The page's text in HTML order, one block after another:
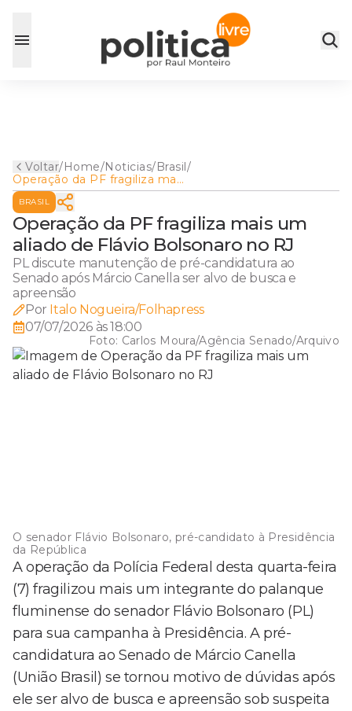
Voltar/Home/Noticias/Brasil/
Operação da PF fragiliza mais
um aliado de Flávio
Bolsonaro no RJ
BRASIL
Operação da PF fragiliza mais um
aliado de Flávio Bolsonaro no RJ
PL discute manutenção de pré-candidatura ao
Senado após Márcio Canella ser alvo de busca e
apreensão
Por Italo Nogueira/Folhapress
07/07/2026 às 18:00
Foto: Carlos Moura/Agência Senado/Arquivo
O senador Flávio Bolsonaro, pré-candidato à Presidência
da República
A operação da Polícia Federal desta quarta-feira
(7) fragilizou mais um integrante do palanque
fluminense do senador Flávio Bolsonaro (PL)
para sua campanha à Presidência. A pré-
candidatura ao Senado de Márcio Canella
(União Brasil) se tornou motivo de dúvidas após
ele ser alvo de busca e apreensão sob suspeita